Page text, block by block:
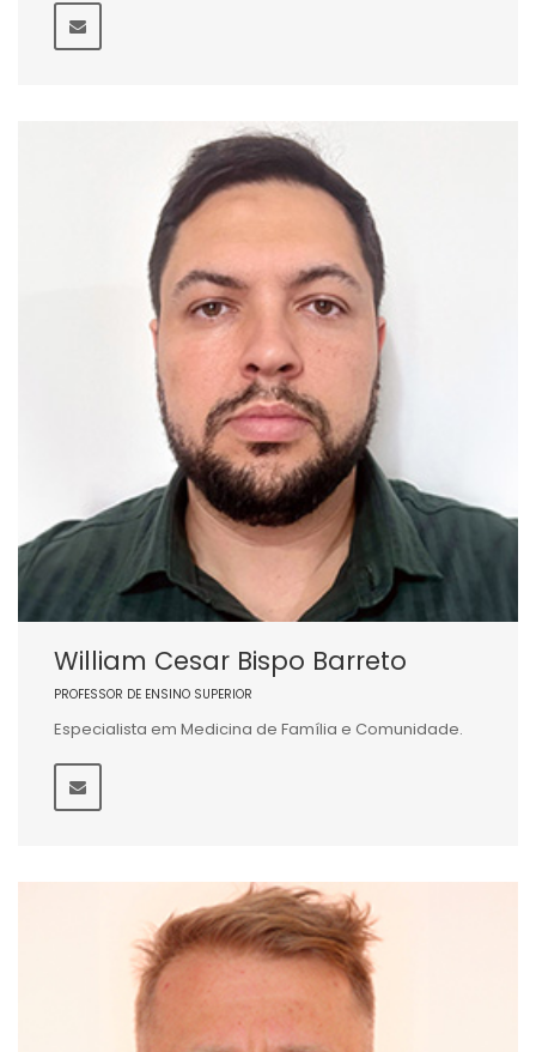
William Cesar Bispo Barreto
PROFESSOR DE ENSINO SUPERIOR
Especialista em Medicina de Família e Comunidade.